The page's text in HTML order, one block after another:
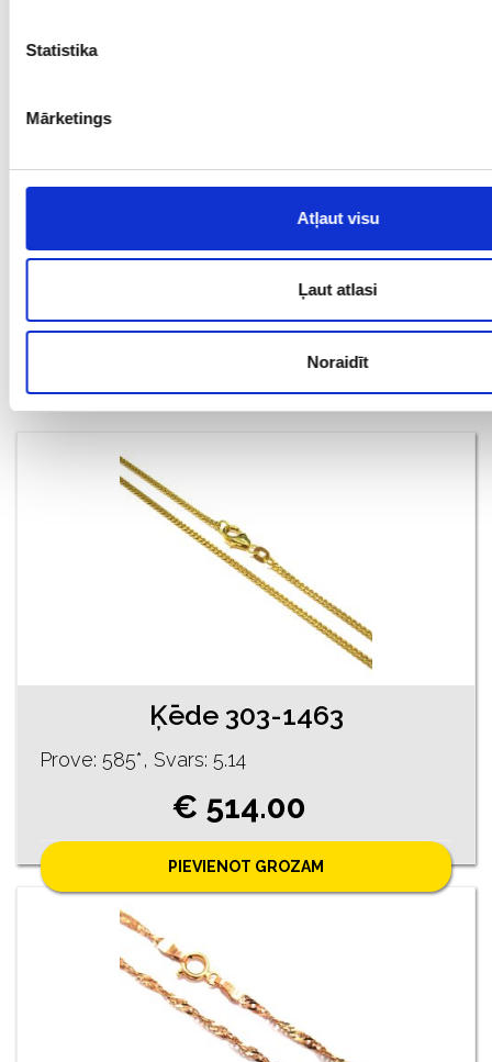
Statistika
Mārketings
Atļaut visu
Ļaut atlasi
Noraidīt
Ķēde 3622-5253
€ 518.00
Ķēde 303-1463
Prove: 585*, Svars: 5.14
€ 514.00
PIEVIENOT GROZAM